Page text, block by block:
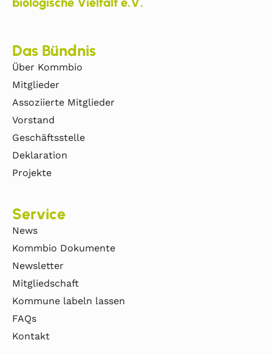
Das Bündnis
Über Kommbio
Mitglieder
Assoziierte Mitglieder
Vorstand
Geschäftsstelle
Deklaration
Projekte
Service
News
Kommbio Dokumente
Newsletter
Mitgliedschaft
Kommune labeln lassen
FAQs
Kontakt